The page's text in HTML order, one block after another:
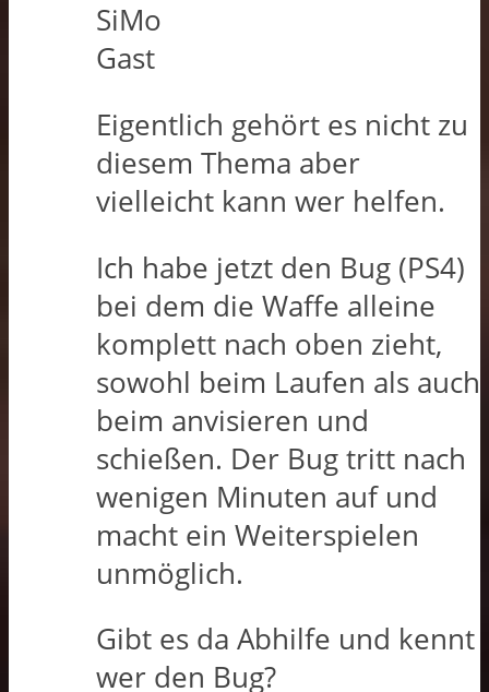
SiMo
Gast
Eigentlich gehört es nicht zu
diesem Thema aber
vielleicht kann wer helfen.
Ich habe jetzt den Bug (PS4)
bei dem die Waffe alleine
komplett nach oben zieht,
sowohl beim Laufen als auch
beim anvisieren und
schießen. Der Bug tritt nach
wenigen Minuten auf und
macht ein Weiterspielen
unmöglich.
Gibt es da Abhilfe und kennt
wer den Bug?